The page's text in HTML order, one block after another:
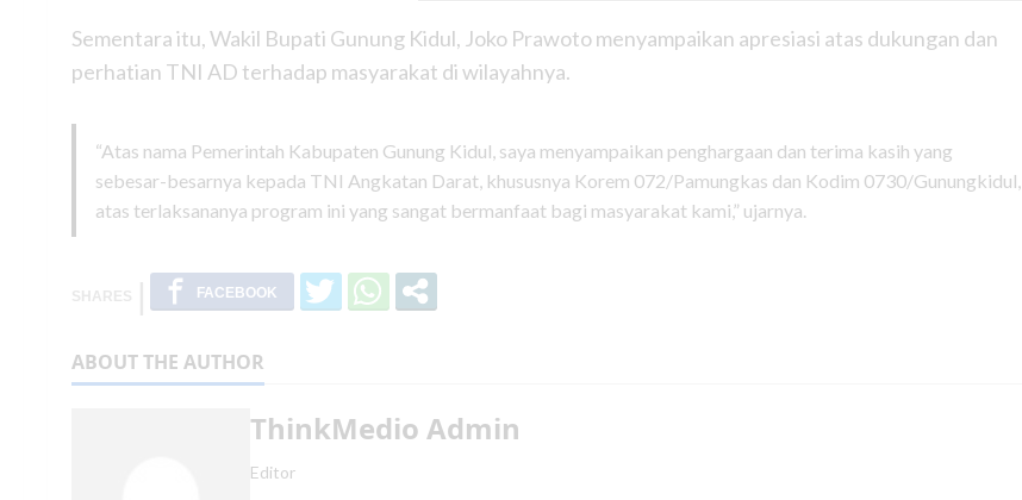
Sementara itu, Wakil Bupati Gunung Kidul, Joko Prawoto menyampaikan apresiasi atas dukungan dan
perhatian TNI AD terhadap masyarakat di wilayahnya.
“Atas nama Pemerintah Kabupaten Gunung Kidul, saya menyampaikan penghargaan dan terima kasih yang
sebesar-besarnya kepada TNI Angkatan Darat, khususnya Korem 072/Pamungkas dan Kodim 0730/Gunungkidul,
atas terlaksananya program ini yang sangat bermanfaat bagi masyarakat kami,” ujarnya.
ABOUT THE AUTHOR
ThinkMedio Admin
Editor